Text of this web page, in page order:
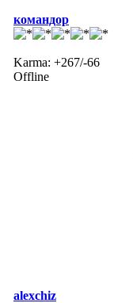
командор
Karma: +267/-66
Offline
alexchiz